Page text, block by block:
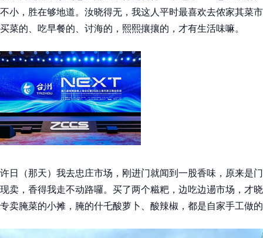
不小，胜在够地道。汝晓得无，我这人平时最喜欢去侬家其菜
买菜的、吃早餐的、讨海的，熙熙攘攘的，才有生活味嘛。
许日（那天）我去忠庄市场，刚进门就闻到一股香味，原来是
现卖，香得我走不动路囉。买了两个糍粑，边吃边逿市场，才
专卖腌菜的小摊，腌的什乇酸萝卜、酸辣椒，都是自家手工做